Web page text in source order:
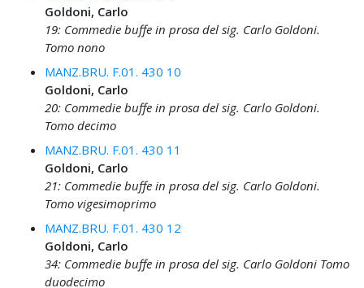
Goldoni, Carlo
19: Commedie buffe in prosa del sig. Carlo Goldoni.
Tomo nono
MANZ.BRU. F.01. 430 10
Goldoni, Carlo
20: Commedie buffe in prosa del sig. Carlo Goldoni.
Tomo decimo
MANZ.BRU. F.01. 430 11
Goldoni, Carlo
21: Commedie buffe in prosa del sig. Carlo Goldoni.
Tomo vigesimoprimo
MANZ.BRU. F.01. 430 12
Goldoni, Carlo
34: Commedie buffe in prosa del sig. Carlo Goldoni Tomo
duodecimo